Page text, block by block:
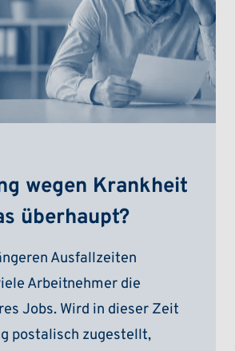
wegen Krankheit
überhaupt?
Ausfallzeiten
Arbeitnehmer die
Jobs. Wird in dieser Zeit
postalisch zugestellt,